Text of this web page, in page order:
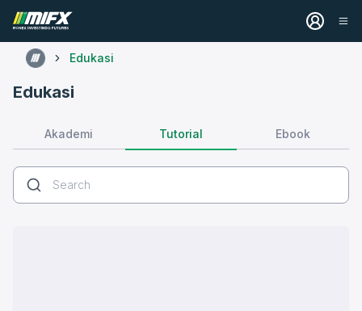
Edukasi
Edukasi
Akademi Tutorial Ebook